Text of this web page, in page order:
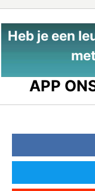
Heb je een
APP